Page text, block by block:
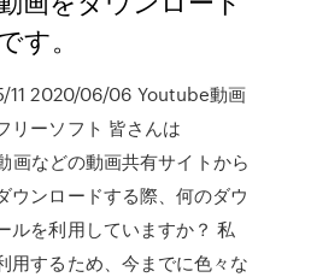
す。
2020/06/06 Youtube動画
リーソフト 皆さんは
画などの動画共有サイトから
ウンロードする際、何のダウ
ルを利用していますか？ 私
用するため、今までに色々な